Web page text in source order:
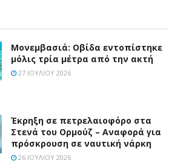
Μονεμβασιά: Οβίδα εντοπίστηκε
μόλις τρία μέτρα από την ακτή
27 ΙΟΥΛΊΟΥ 2026
Έκρηξη σε πετρελαιοφόρο στα
Στενά του Ορμούζ – Αναφορά για
πρόσκρουση σε ναυτική νάρκη
26 ΙΟΥΛΊΟΥ 2026